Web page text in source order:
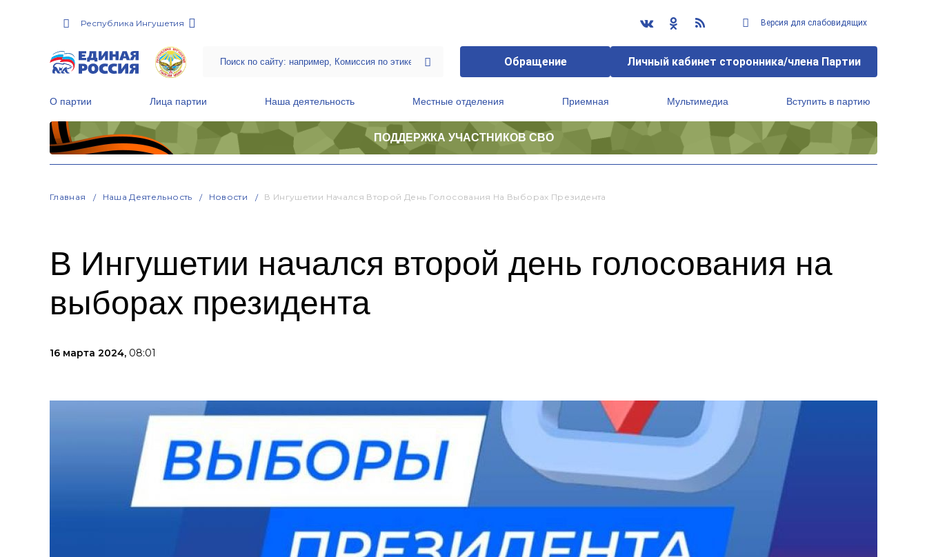
Республика Ингушетия Версия для слабовидящих
Обращение Личный кабинет сторонника/члена Партии
О партии Лица партии Наша деятельность Местные отделения Приемная Мультимедиа Вступить в партию
ПОДДЕРЖКА УЧАСТНИКОВ СВО
Главная Наша Деятельность Новости В Ингушетии Начался Второй День Голосования На Выборах Президента
В Ингушетии начался второй день голосования на
выборах президента
16 марта 2024, 08:01